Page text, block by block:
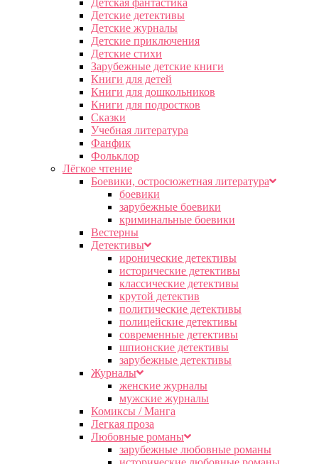
Детская фантастика
Детские детективы
Детские журналы
Детские приключения
Детские стихи
Зарубежные детские книги
Книги для детей
Книги для дошкольников
Книги для подростков
Сказки
Учебная литература
Фанфик
Фольклор
Лёгкое чтение
Боевики, остросюжетная литература
боевики
зарубежные боевики
криминальные боевики
Вестерны
Детективы
иронические детективы
исторические детективы
классические детективы
крутой детектив
политические детективы
полицейские детективы
современные детективы
шпионские детективы
зарубежные детективы
Журналы
женские журналы
мужские журналы
Комиксы / Манга
Легкая проза
Любовные романы
зарубежные любовные романы